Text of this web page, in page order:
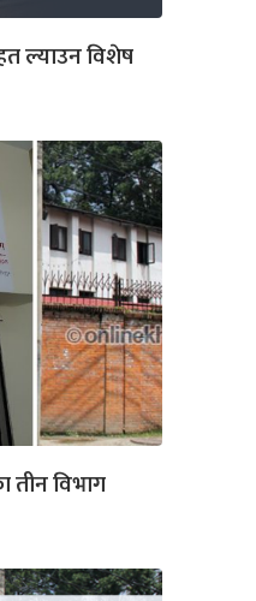
ल्याउन विशेष
तीन विभाग